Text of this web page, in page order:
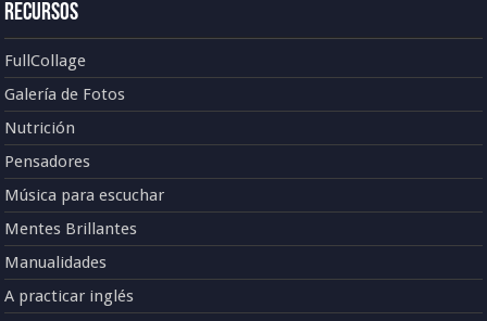
Recursos
FullCollage
Galería de Fotos
Nutrición
Pensadores
Música para escuchar
Mentes Brillantes
Manualidades
A practicar inglés